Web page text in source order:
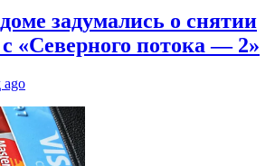
задумались о снятии
«Северного потока — 2»
ago